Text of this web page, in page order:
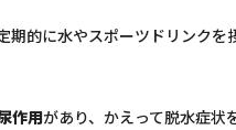
的に水やスポーツドリンクを
作用があり、かえって脱水症状